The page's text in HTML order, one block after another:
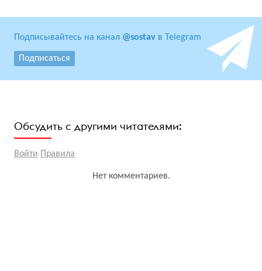
Подписывайтесь на канал @sostav в Telegram
Подписаться
Обсудить с другими читателями:
Войти Правила
Нет комментариев.